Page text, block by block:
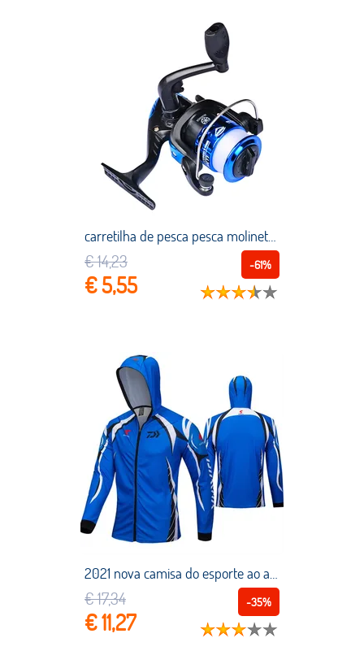
carretilha de pesca pesca molinete de pesca pesca equipamentos carretilha Carretel de pesca 5.2:1 carretel de pesca 200 max arraste 3kg molinete para a pesca de alta velocidade metal água doce carpa spinningwheel pesca
-61%
€ 14,23
€ 5,55
2021 nova camisa do esporte ao ar livre roupas camisas de pesca dos homens manga longa respirável secagem rápida casaco com capuz caminhadas roupas de pesca
-35%
€ 17,34
€ 11,27